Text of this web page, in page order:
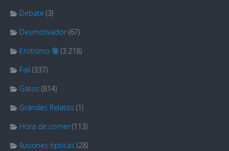
Debate (3)
Desmotivador (67)
Erotismo 🔞 (3.218)
Fail (337)
Gatos (814)
Grandes Relatos (1)
Hora de comer (113)
Ilusiones ópticas (28)